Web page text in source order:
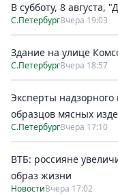
В субботу, 8 августа,
С.ПетербургВчера 19:03
Здание на улице
С.ПетербургВчера 18:57
Эксперты надзорного
образцов мясных
С.ПетербургВчера 17:10
ВТБ: россияне
образ жизни
НовостиВчера 17:02